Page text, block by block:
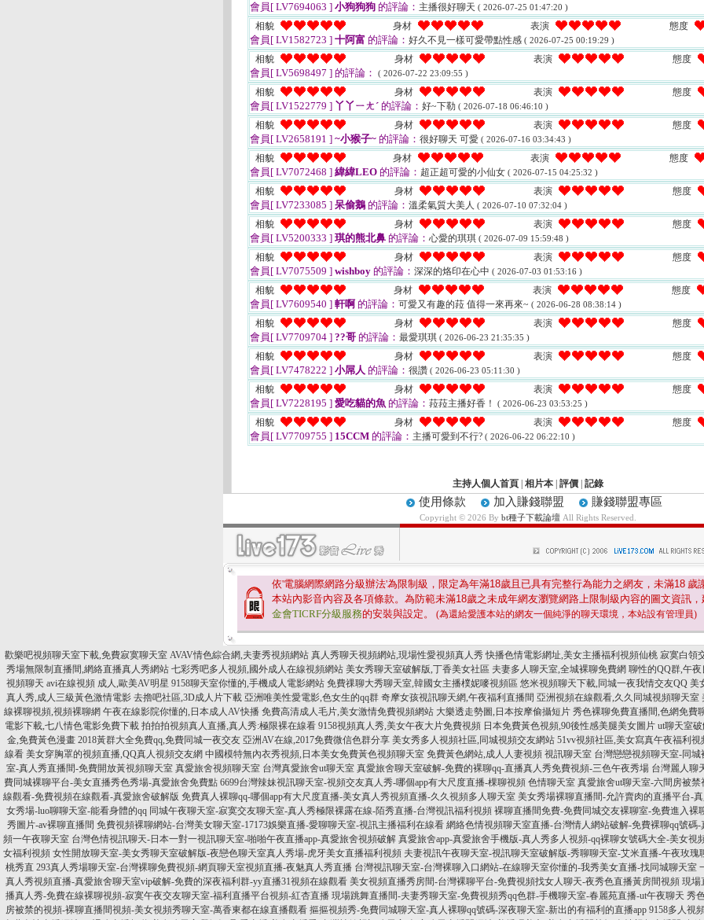
會員[ LV7694063 ] 小狗狗狗 的評論： 主播很好聊天 ( 2026-07-25 01:47:20 )
相貌 身材 表演 態度
會員[ LV1582723 ] 十阿富 的評論： 好久不見一樣可愛帶點性感 ( 2026-07-25 00:19:29 )
相貌 身材 表演 態度
會員[ LV5698497 ] 的評論： ( 2026-07-22 23:09:55 )
相貌 身材 表演 態度
會員[ LV1522779 ] 丫丫ㄧㄤˊ 的評論： 好~下勒 ( 2026-07-18 06:46:10 )
相貌 身材 表演 態度
會員[ LV2658191 ] ~小猴子~ 的評論： 很好聊天 可愛 ( 2026-07-16 03:34:43 )
相貌 身材 表演 態度
會員[ LV7072468 ] 緯緯LEO 的評論： 超正超可愛的小仙女 ( 2026-07-15 04:25:32 )
相貌 身材 表演 態度
會員[ LV7233085 ] 呆偷鵝 的評論： 溫柔氣質大美人 ( 2026-07-10 07:32:04 )
相貌 身材 表演 態度
會員[ LV5200333 ] 琪的熊北鼻 的評論： 心愛的琪琪 ( 2026-07-09 15:59:48 )
相貌 身材 表演 態度
會員[ LV7075509 ] wishboy 的評論： 深深的烙印在心中 ( 2026-07-03 01:53:16 )
相貌 身材 表演 態度
會員[ LV7609540 ] 軒啊 的評論： 可愛又有趣的菈 值得一來再來~ ( 2026-06-28 08:38:14 )
相貌 身材 表演 態度
會員[ LV7709704 ] ??哥 的評論： 最愛琪琪 ( 2026-06-23 21:35:35 )
相貌 身材 表演 態度
會員[ LV7478222 ] 小屌人 的評論： 很讚 ( 2026-06-23 05:11:30 )
相貌 身材 表演 態度
會員[ LV7228195 ] 愛吃貓的魚 的評論： 菈菈主播好香！ ( 2026-06-23 03:53:25 )
相貌 身材 表演 態度
會員[ LV7709755 ] 15CCM 的評論： 主播可愛到不行? ( 2026-06-22 06:22:10 )
主持人個人首頁 相片本 評價 記錄
使用條款 加入賺錢聯盟 賺錢聯盟專區
Copyright © 2026 By bt種子下載論壇 All Rights Reserved.
依'電腦網際網路分級辦法'為限制級，限定為年滿18歲且已具有完整行為能力之網友，未滿18 歲
本站內影音內容及各項條款。為防範未滿18歲之未成年網友瀏覽網路上限制級內容的圖文資訊
金會TICRF分級服務的安裝與設定。 (為還給愛護本站的網友一個純淨的聊天環境，本站設有管理員)
歡樂吧視頻聊天室下載,免費寂寞聊天室 AVAV情色綜合網,夫妻秀視頻網站 真人秀聊天視頻網站,現場性愛視頻真人秀 快播色情電影網址,美女主播福利視頻仙桃 寂寞白領
秀場無限制直播間,網絡直播真人秀網站 七彩秀吧多人視頻,國外成人在線視頻網站 美女秀聊天室破解版,丁香美女社區 夫妻多人聊天室,全城裸聊免費網 聊性的QQ群,午
視頻聊天 avi在線視頻 成人,歐美AV明星 9158聊天室你懂的,手機成人電影網站 免費祼聊大秀聊天室,韓國女主播樸妮嘜視頻區 悠米視頻聊天下載,同城一夜我情交友QQ 美
真人秀,成人三級黃色激情電影 去擼吧社區,3D成人片下載 亞洲唯美性愛電影,色女生的qq群 奇摩女孩視訊聊天網,午夜福利直播間 亞洲視頻在線觀看,久久同城視頻聊天室
線裸聊視頻,視頻裸聊網 午夜在線影院你懂的,日本成人AV快播 免費高清成人毛片,美女激情免費視頻網站 大樂透走勢圖,日本按摩偷攝短片 秀色裸聊免費直播間,色網免費
電影下載,七八情色電影免費下載 拍拍拍視頻真人直播,真人秀:極限裸在線看 9158視頻真人秀,美女午夜大片免費視頻 日本免費黃色視頻,90後性感美腿美女圖片 ut聊天室
金,免費黃色漫畫 2018黃群大全免費qq,免費同城一夜交友 亞洲AV在線,2017免費微信色群分享 美女秀多人視頻社區,同城視頻交友網站 51vv視頻社區,美女寫真午夜福利視
線看 美女穿胸罩的視頻直播,QQ真人視頻交友網 中國模特無內衣秀視頻,日本美女免費黃色視頻聊天室 免費黃色網站,成人人妻視頻 視訊聊天室 台灣戀戀視頻聊天室-同
室-真人秀直播間-免費開放黃視頻聊天室 真愛旅舍視頻聊天室 台灣真愛旅舍ut聊天室 真愛旅舍聊天室破解-免費的裸聊qq-直播真人秀免費視頻-三色午夜秀場 台灣麗人聊
費同城裸聊平台-美女直播秀色秀場-真愛旅舍免費點 6699台灣辣妹視訊聊天室-視頻交友真人秀-哪個app有大尺度直播-棵聊視頻 色情聊天室 真愛旅舍ut聊天室-六間房被
線觀看-免費視頻在線觀看-真愛旅舍破解版 免費真人裸聊qq-哪個app有大尺度直播-美女真人秀視頻直播-久久視頻多人聊天室 美女秀場裸聊直播間-允許賣肉的直播平台-
女秀場-luo聊聊天室-能看身體的qq 同城午夜聊天室-寂寞交友聊天室-真人秀極限裸露在線-陌秀直播-台灣視訊福利視頻 裸聊直播間免費-免費同城交友裸聊室-免費進入裸
秀圖片-av裸聊直播間 免費視頻裸聊網站-台灣美女聊天室-17173娛樂直播-愛聊聊天室-視訊主播福利在線看 網絡色情視頻聊天室直播-台灣情人網站破解-免費裸聊qq號碼
頻一午夜聊天室 台灣色情視訊聊天-日本一對一視訊聊天室-啪啪午夜直播app-真愛旅舍視頻破解 真愛旅舍app-真愛旅舍手機版-真人秀多人視頻-qq裸聊女號碼大全-美女視
女福利視頻 女性開放聊天室-美女秀聊天室破解版-夜戀色聊天室真人秀場-虎牙美女直播福利視頻 夫妻視訊午夜聊天室-視訊聊天室破解版-秀聊聊天室-艾米直播-午夜玫瑰
桃秀直 293真人秀場聊天室-台灣裸聊免費視頻-網頁聊天室視頻直播-夜魅真人秀直播 台灣視訊聊天室-台灣裸聊入口網站-在線聊天室你懂的-我秀美女直播-找同城聊天室
真人秀視頻直播-真愛旅舍聊天室vip破解-免費的深夜福利群-yy直播31視頻在線觀看 美女視頻直播秀房間-台灣裸聊平台-免費視頻找女人聊天-夜秀色直播黃房間視頻 現場
播真人秀-免費在線裸聊視頻-寂寞午夜交友聊天室-福利直播平台視頻-紅杏直播 現場跳舞直播間-夫妻秀聊天室-免費視頻秀qq色群-手機聊天室-春麗苑直播-ut午夜聊天 秀
房被禁的視頻-裸聊直播間視頻-美女視頻秀聊天室-萬香東都在線直播觀看 摳摳視頻秀-免費同城聊天室-真人裸聊qq號碼-深夜聊天室-新出的有福利的直播app 9158多人視